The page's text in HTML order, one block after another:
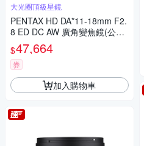
大光圈頂級星鏡
PENTAX HD DA*11-18mm F2.
8 ED DC AW 廣角變焦鏡(公司
貨)
$47,664
券
加入購物車